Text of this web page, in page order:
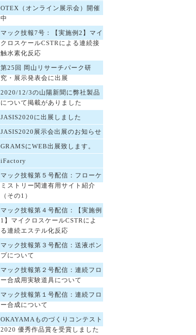
OTEX（オンライン展示会）開催
中
マック技報7号：【実施例2】マイ
クロスケールCSTRによる連続接
触水素化反応
第25回 岡山リサーチパーク研
究・展示発表会に出展
2020/12/3の山陽新聞に弊社製品
について掲載がありました
JASIS2020に出展しました
JASIS2020展示会出展のお知らせ
GRAMSにWEB出展致します。
iFactory
マック技報第５号配信：フローケ
ミストリー関連有用サイト紹介
（その1）
マック技報第４号配信：【実施例
1】マイクロスケールCSTRによ
る連続エステル化反応
マック技報第３号配信：送液ポン
プについて
マック技報第２号配信：連続フロ
ー合成用実験道具について
マック技報第１号配信：連続フロ
ー合成について
OKAYAMAものづくりコンテスト
2020 優秀作品賞を受賞しました